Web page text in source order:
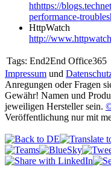
hthttps://
performance-
HttpWatch
http://
Tags: End2End Office365
Impressum und
Anregungen oder Fragen
Gewähr! Namen und
jeweiligen Hersteller sein.
Veröffentlichung nur mit